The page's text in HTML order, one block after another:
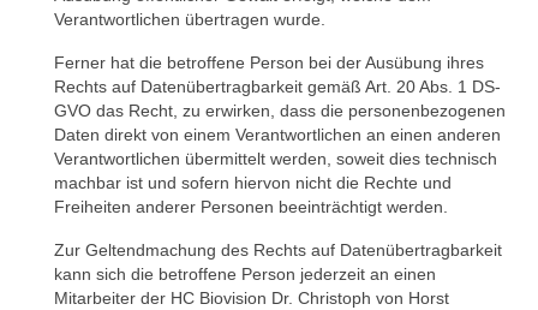
Verantwortlichen übertragen wurde.
Ferner hat die betroffene Person bei der Ausübung ihres
Rechts auf Datenübertragbarkeit gemäß Art. 20 Abs. 1 DS-
GVO das Recht, zu erwirken, dass die personenbezogenen
Daten direkt von einem Verantwortlichen an einen anderen
Verantwortlichen übermittelt werden, soweit dies technisch
machbar ist und sofern hiervon nicht die Rechte und
Freiheiten anderer Personen beeinträchtigt werden.
Zur Geltendmachung des Rechts auf Datenübertragbarkeit
kann sich die betroffene Person jederzeit an einen
Mitarbeiter der HC Biovision Dr. Christoph von Horst